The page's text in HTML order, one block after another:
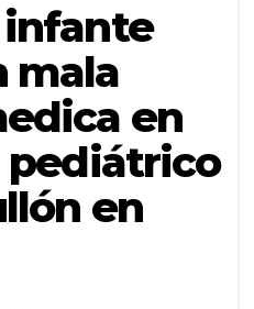
infante
mala
en
pediátrico
en